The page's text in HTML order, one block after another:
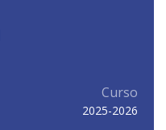
Curso
2025-2026